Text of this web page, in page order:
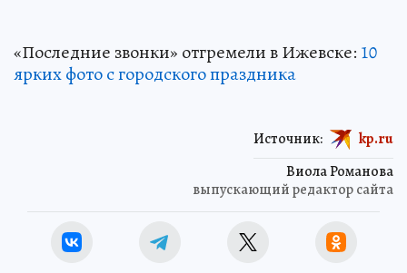
«Последние звонки» отгремели в Ижевске: 10
ярких фото с городского праздника
Виола Романова
выпускающий редактор сайта
Источник: kp.ru